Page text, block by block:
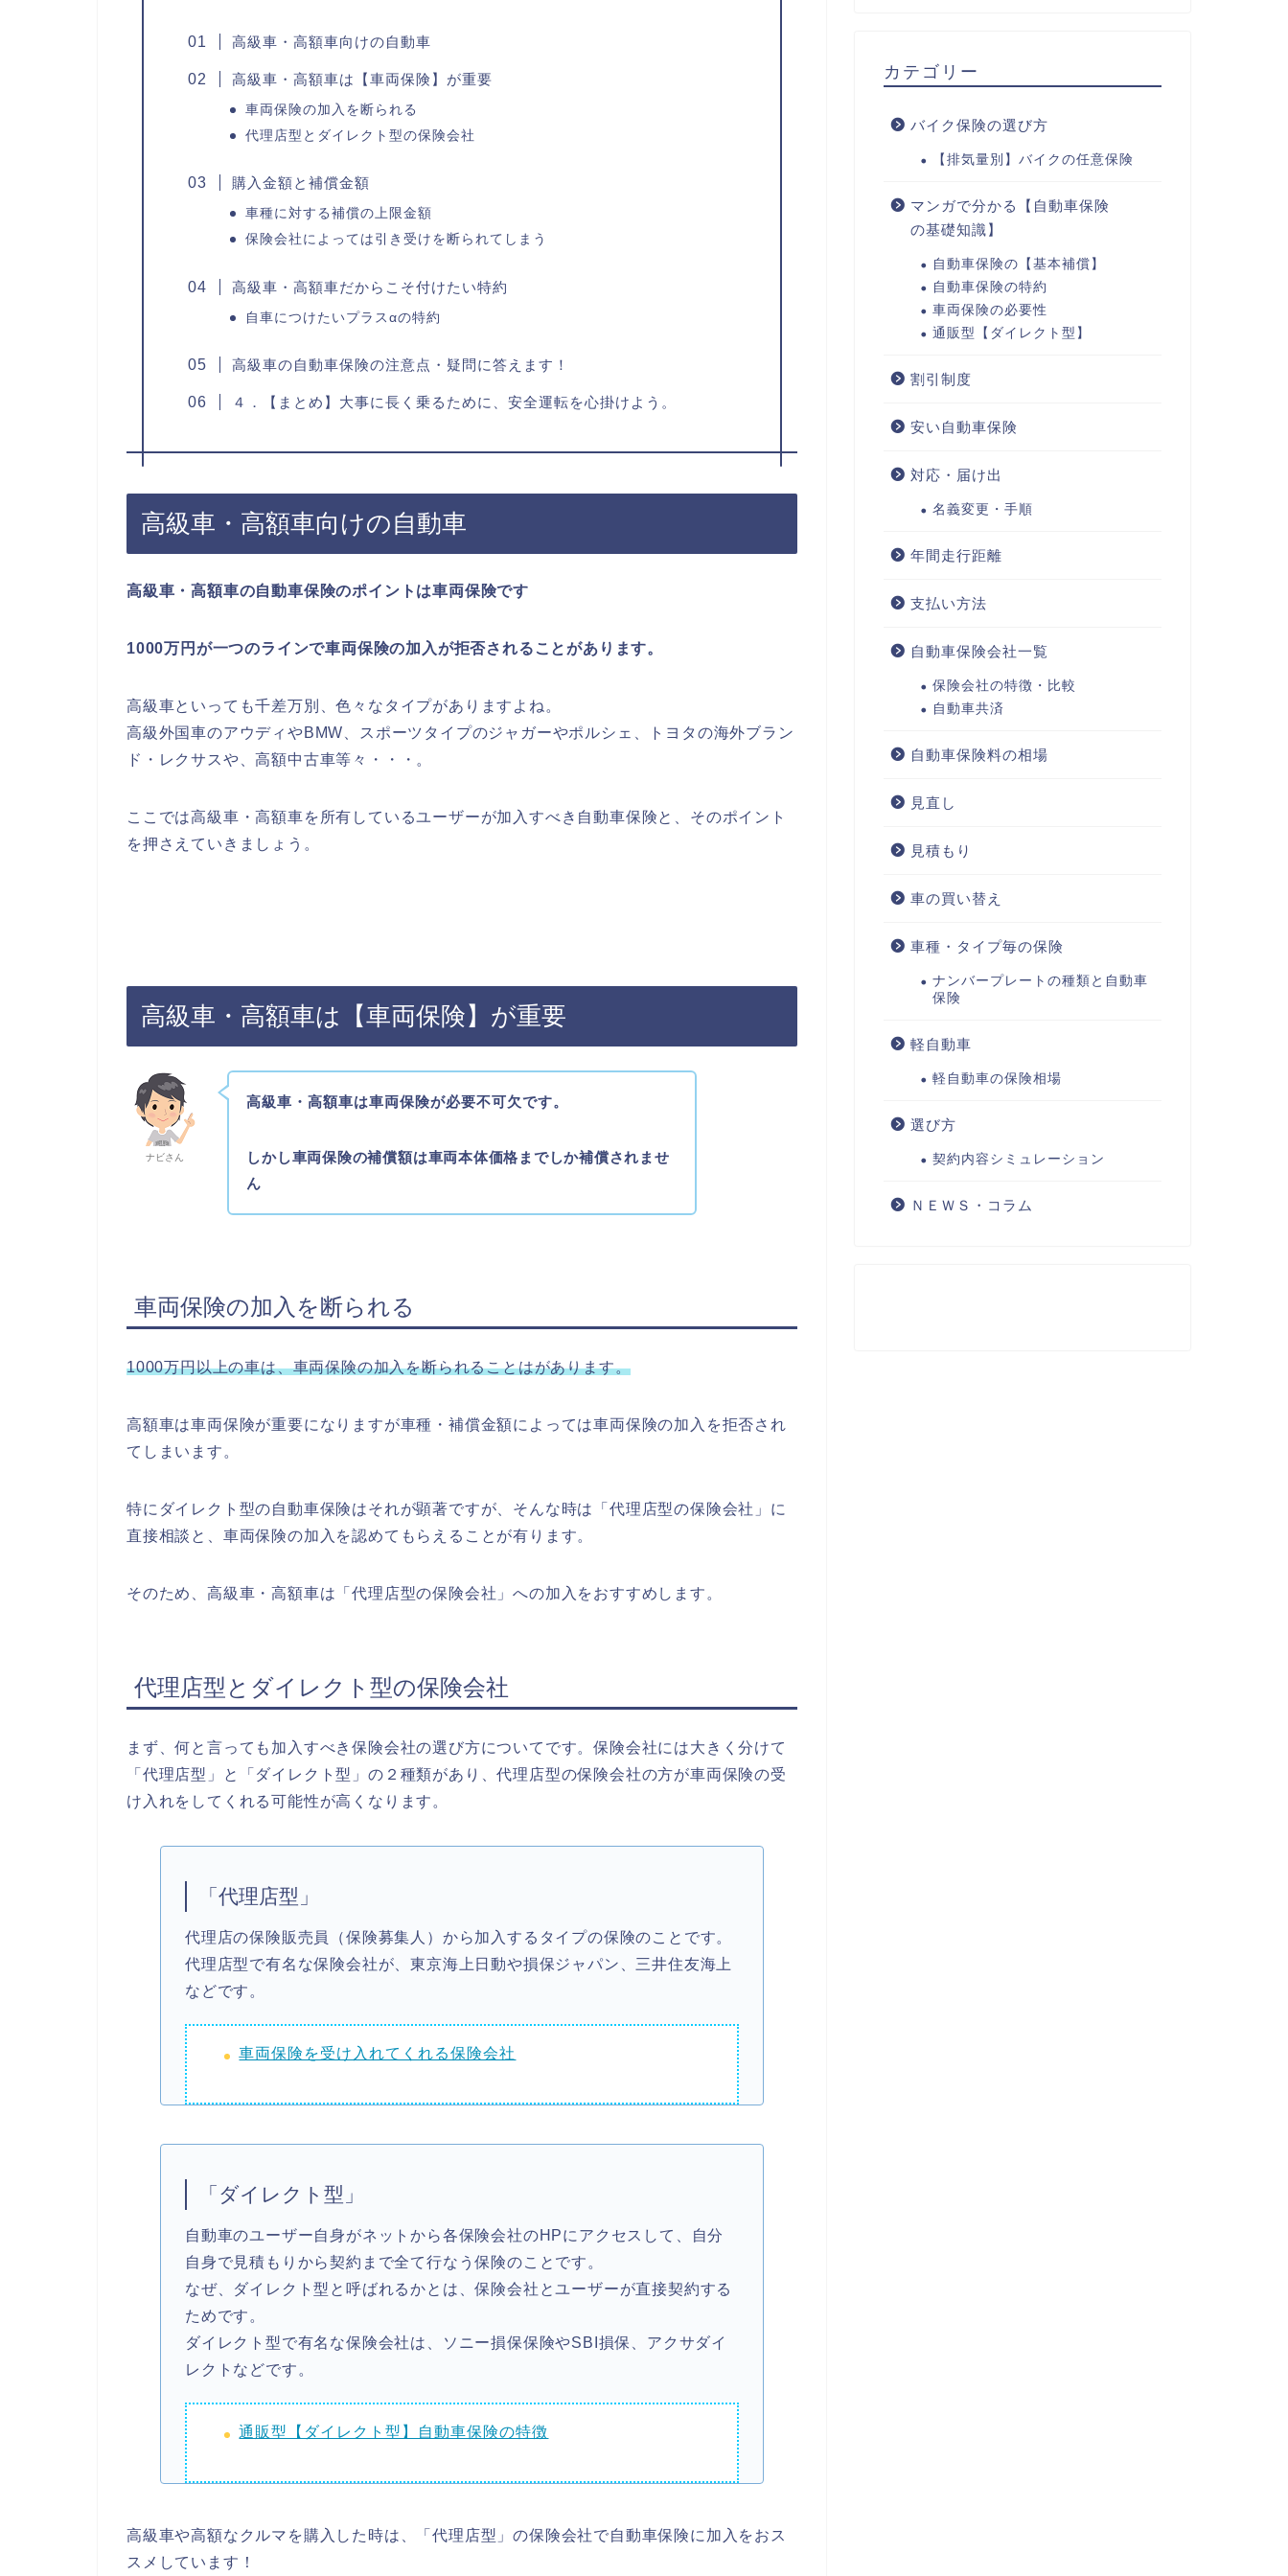
高級車・高額車向けの自動車
高級車・高額車は【車両保険】が重要
車両保険の加入を断られる
代理店型とダイレクト型の保険会社
購入金額と補償金額
車種に対する補償の上限金額
保険会社によっては引き受けを断られてしまう
高級車・高額車だからこそ付けたい特約
自車につけたいプラスαの特約
高級車の自動車保険の注意点・疑問に答えます！
４．【まとめ】大事に長く乗るために、安全運転を心掛けよう。
高級車・高額車向けの自動車
高級車・高額車の自動車保険のポイントは車両保険です
1000万円が一つのラインで車両保険の加入が拒否されることがあります。
高級車といっても千差万別、色々なタイプがありますよね。
高級外国車のアウディやBMW、スポーツタイプのジャガーやポルシェ、トヨタの海外ブラン
ド・レクサスや、高額中古車等々・・・。
ここでは高級車・高額車を所有しているユーザーが加入すべき自動車保険と、そのポイント
を押さえていきましょう。
高級車・高額車は【車両保険】が重要
ナビさん
高級車・高額車は車両保険が必要不可欠です。
しかし車両保険の補償額は車両本体価格までしか補償されませ
ん
車両保険の加入を断られる
1000万円以上の車は、車両保険の加入を断られることはがあります。
高額車は車両保険が重要になりますが車種・補償金額によっては車両保険の加入を拒否され
てしまいます。
特にダイレクト型の自動車保険はそれが顕著ですが、そんな時は「代理店型の保険会社」に
直接相談と、車両保険の加入を認めてもらえることが有ります。
そのため、高級車・高額車は「代理店型の保険会社」への加入をおすすめします。
代理店型とダイレクト型の保険会社
まず、何と言っても加入すべき保険会社の選び方についてです。保険会社には大きく分けて
「代理店型」と「ダイレクト型」の２種類があり、代理店型の保険会社の方が車両保険の受
け入れをしてくれる可能性が高くなります。
「代理店型」
代理店の保険販売員（保険募集人）から加入するタイプの保険のことです。
代理店型で有名な保険会社が、東京海上日動や損保ジャパン、三井住友海上
などです。
車両保険を受け入れてくれる保険会社
「ダイレクト型」
自動車のユーザー自身がネットから各保険会社のHPにアクセスして、自分
自身で見積もりから契約まで全て行なう保険のことです。
なぜ、ダイレクト型と呼ばれるかとは、保険会社とユーザーが直接契約する
ためです。
ダイレクト型で有名な保険会社は、ソニー損保保険やSBI損保、アクサダイ
レクトなどです。
通販型【ダイレクト型】自動車保険の特徴
高級車や高額なクルマを購入した時は、「代理店型」の保険会社で自動車保険に加入をおス
スメしています！
カテゴリー
バイク保険の選び方
【排気量別】バイクの任意保険
マンガで分かる【自動車保険
の基礎知識】
自動車保険の【基本補償】
自動車保険の特約
車両保険の必要性
通販型【ダイレクト型】
割引制度
安い自動車保険
対応・届け出
名義変更・手順
年間走行距離
支払い方法
自動車保険会社一覧
保険会社の特徴・比較
自動車共済
自動車保険料の相場
見直し
見積もり
車の買い替え
車種・タイプ毎の保険
ナンバープレートの種類と自動車
保険
軽自動車
軽自動車の保険相場
選び方
契約内容シミュレーション
ＮＥＷＳ・コラム